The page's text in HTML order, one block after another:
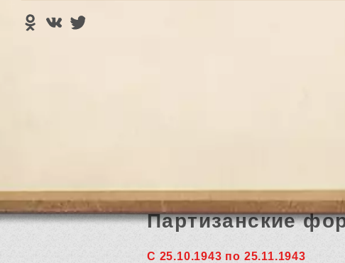
Партизанские
С 25.10.1943 по 25.11.1943